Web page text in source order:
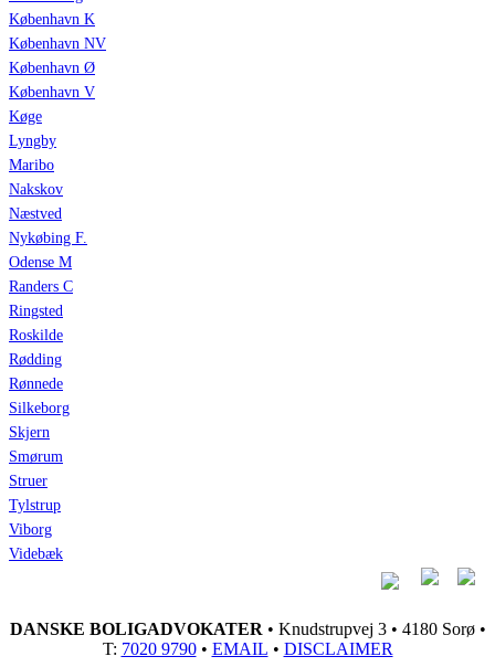
København K
København NV
København Ø
København V
Køge
Lyngby
Maribo
Nakskov
Næstved
Nykøbing F.
Odense M
Randers C
Ringsted
Roskilde
Rødding
Rønnede
Silkeborg
Skjern
Smørum
Struer
Tylstrup
Viborg
Videbæk
DANSKE BOLIGADVOKATER • Knudstrupvej 3 • 4180 Sorø •
T: 7020 9790• EMAIL • DISCLAIMER